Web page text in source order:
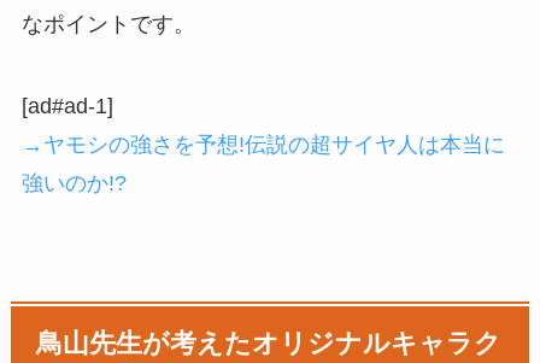
なポイントです。
[ad#ad-1]
→ヤモシの強さを予想!伝説の超サイヤ人は本当に
強いのか!?
鳥山先生が考えたオリジナルキャラク